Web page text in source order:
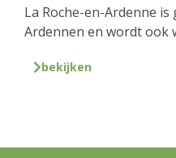
La Roche-en-Ardenne
Ardennen en wordt ook
bekijken